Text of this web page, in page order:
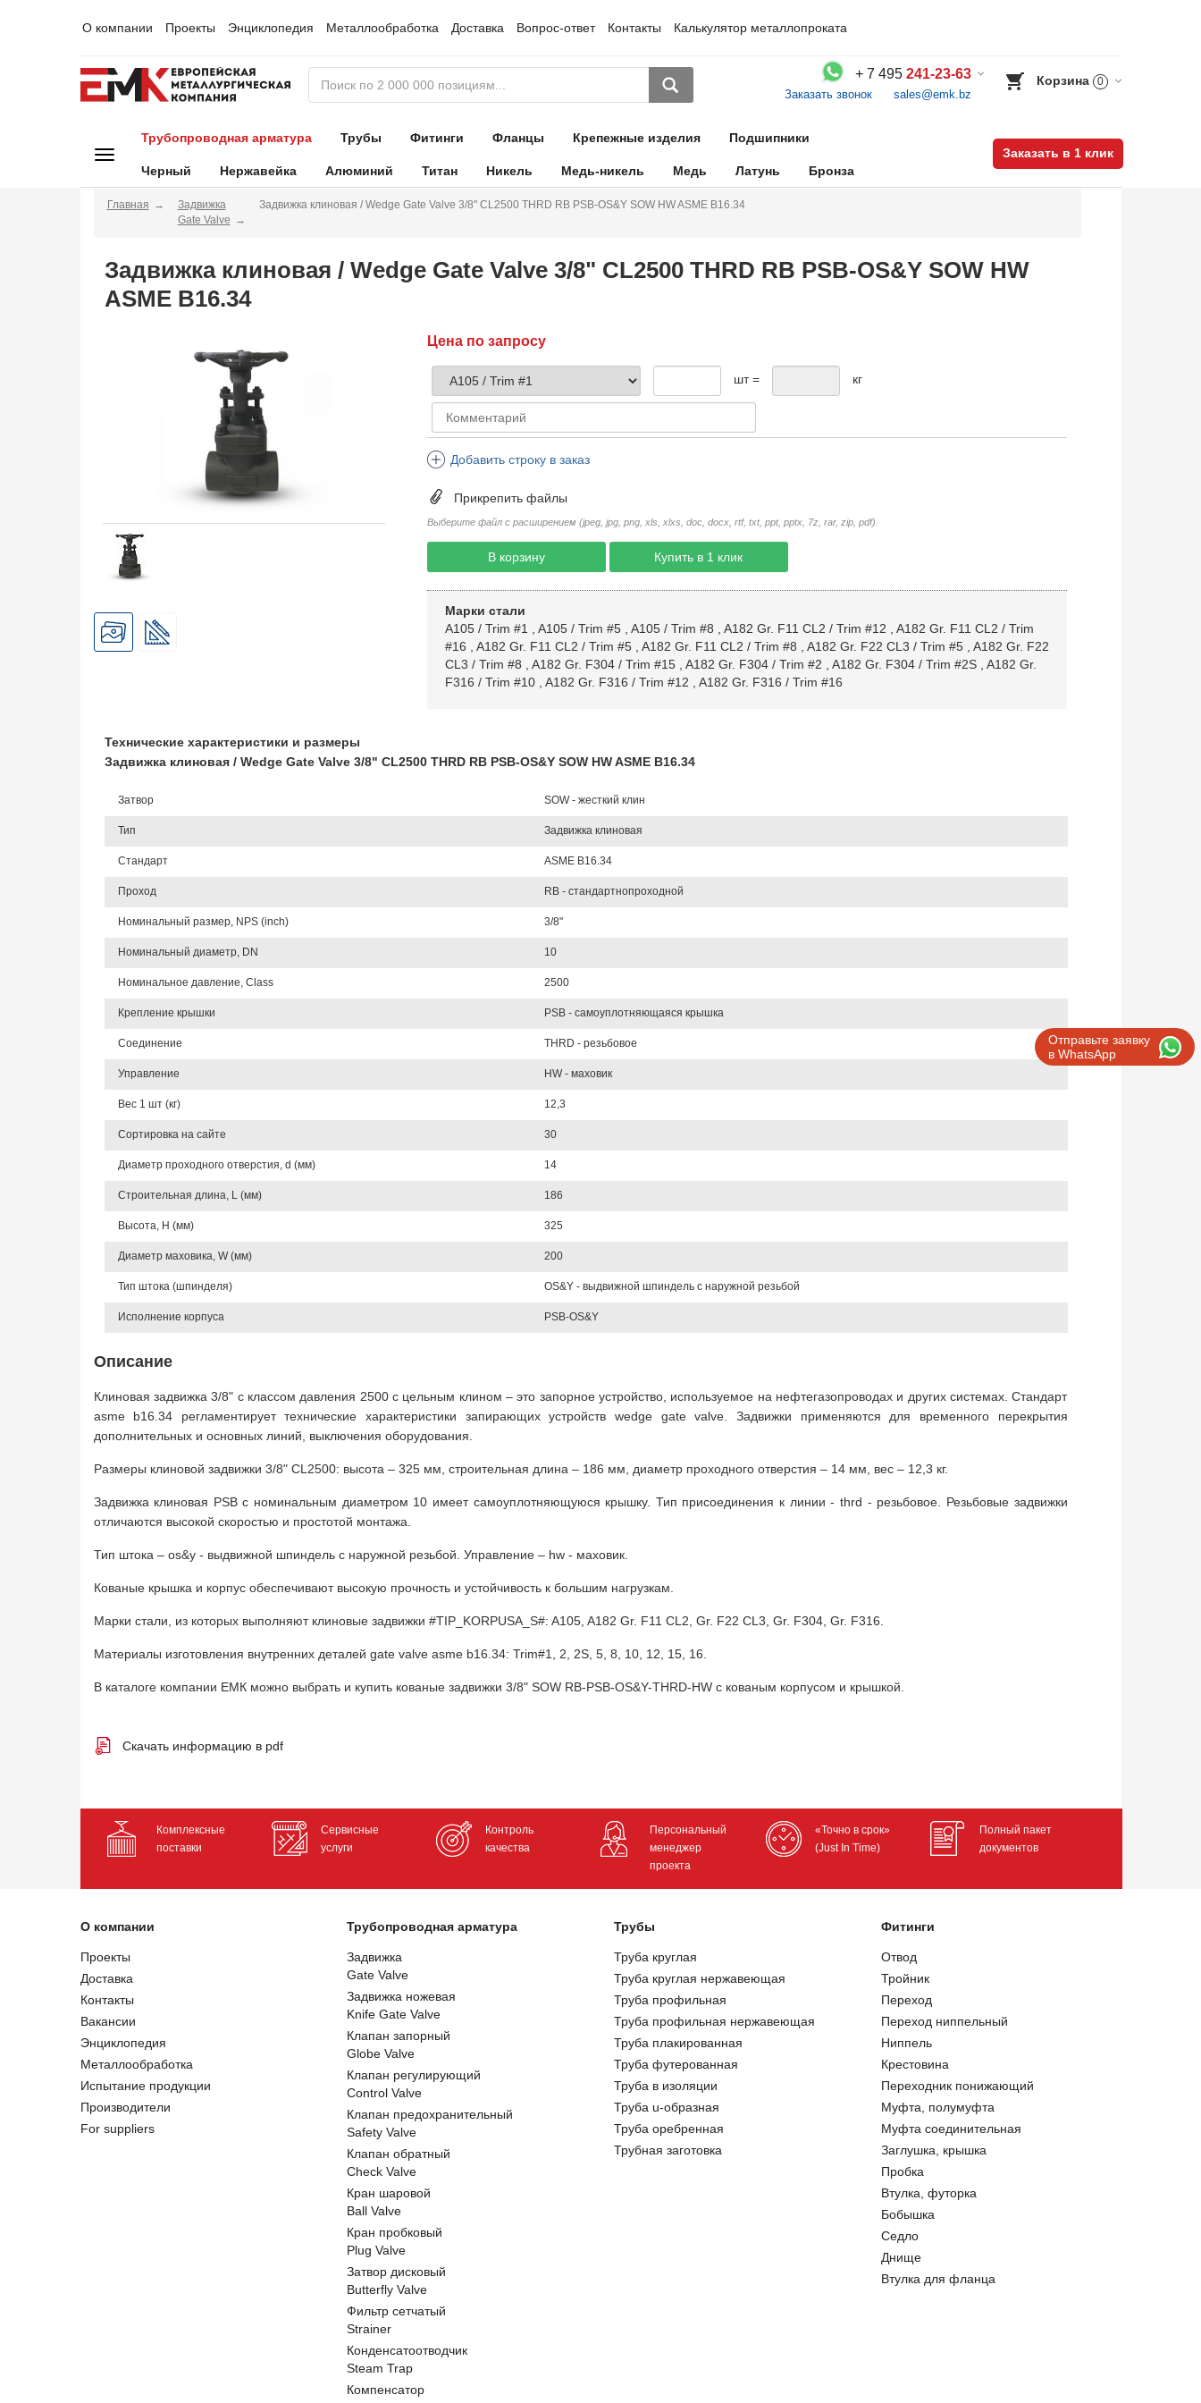
О компании Проекты Энциклопедия Металлообработка Доставка Вопрос-ответ Контакты Калькулятор металлопроката
+ 7 495 241-23-63
Заказать звонок sales@emk.bz
Корзина 0
Трубопроводная арматура Трубы Фитинги Фланцы Крепежные изделия Подшипники
Черный Нержавейка Алюминий Титан Никель Медь-никель Медь Латунь Бронза
Заказать в 1 клик
Отправьте заявку
в WhatsApp
Главная
Задвижка
Gate Valve
Задвижка клиновая / Wedge Gate Valve 3/8" CL2500 THRD RB PSB-OS&Y SOW HW ASME B16.34
Задвижка клиновая / Wedge Gate Valve 3/8" CL2500 THRD RB PSB-OS&Y SOW HW
ASME B16.34
Цена по запросу
шт = кг
Добавить строку в заказ
Прикрепить файлы
Выберите файл с расширением (jpeg, jpg, png, xls, xlxs, doc, docx, rtf, txt, ppt, pptx, 7z, rar, zip, pdf).
В корзину Купить в 1 клик
Марки стали
A105 / Trim #1
A105 / Trim #5, A105 / Trim #8 A182 Gr. F11 CL2 / Trim #12
A182 Gr. F11 CL2 / Trim
#16
A182 Gr. F11 CL2 / Trim #5, A182 Gr. F11 CL2 / Trim #8 A182 Gr. F22 CL3 / Trim #5, A182 Gr. F22
CL3 / Trim #8
A182 Gr. F304 / Trim #15, A182 Gr. F304 / Trim #2 A182 Gr. F304 / Trim #2S, A182 Gr.
F316 / Trim #10, A182 Gr. F316 / Trim #12 A182 Gr. F316 / Trim #16
Технические характеристики и размеры
Задвижка клиновая / Wedge Gate Valve 3/8" CL2500 THRD RB PSB-OS&Y SOW HW ASME B16.34
Затвор SOW - жесткий клин
Тип Задвижка клиновая
Стандарт ASME B16.34
Проход RB - стандартнопроходной
Номинальный размер, NPS (inch) 3/8"
Номинальный диаметр, DN 10
Номинальное давление, Class 2500
Крепление крышки PSB - самоуплотняющаяся крышка
Соединение THRD - резьбовое
Управление HW - маховик
Вес 1 шт (кг) 12,3
Сортировка на сайте 30
Диаметр проходного отверстия, d (мм) 14
Строительная длина, L (мм) 186
Высота, Н (мм) 325
Диаметр маховика, W (мм) 200
Тип штока (шпинделя) OS&Y - выдвижной шпиндель с наружной резьбой
Исполнение корпуса PSB-OS&Y
Описание
Клиновая задвижка 3/8" с классом давления 2500 с цельным клином – это запорное устройство, используемое на нефтегазопроводах и других системах. Стандарт
asme b16.34 регламентирует технические характеристики запирающих устройств wedge gate valve. Задвижки применяются для временного перекрытия
дополнительных и основных линий, выключения оборудования.
Размеры клиновой задвижки 3/8" CL2500: высота – 325 мм, строительная длина – 186 мм, диаметр проходного отверстия – 14 мм, вес – 12,3 кг.
Задвижка клиновая PSB с номинальным диаметром 10 имеет самоуплотняющуюся крышку. Тип присоединения к линии - thrd - резьбовое. Резьбовые задвижки
отличаются высокой скоростью и простотой монтажа.
Тип штока – os&y - выдвижной шпиндель с наружной резьбой. Управление – hw - маховик.
Кованые крышка и корпус обеспечивают высокую прочность и устойчивость к большим нагрузкам.
Марки стали, из которых выполняют клиновые задвижки #TIP_KORPUSA_S#: A105, A182 Gr. F11 CL2, Gr. F22 CL3, Gr. F304, Gr. F316.
Материалы изготовления внутренних деталей gate valve asme b16.34: Trim#1, 2, 2S, 5, 8, 10, 12, 15, 16.
В каталоге компании ЕМК можно выбрать и купить кованые задвижки 3/8" SOW RB-PSB-OS&Y-THRD-HW с кованым корпусом и крышкой.
Скачать информацию в pdf
Комплексные
поставки
Сервисные
услуги
Контроль
качества
Персональный
менеджер
проекта
«Точно в срок»
(Just In Time)
Полный пакет
документов
О компании
Проекты
Доставка
Контакты
Вакансии
Энциклопедия
Металлообработка
Испытание продукции
Производители
For suppliers
Трубопроводная арматура
Задвижка
Gate Valve
Задвижка ножевая
Knife Gate Valve
Клапан запорный
Globe Valve
Клапан регулирующий
Control Valve
Клапан предохранительный
Safety Valve
Клапан обратный
Check Valve
Кран шаровой
Ball Valve
Кран пробковый
Plug Valve
Затвор дисковый
Butterfly Valve
Фильтр сетчатый
Strainer
Конденсатоотводчик
Steam Trap
Компенсатор
Трубы
Труба круглая
Труба круглая нержавеющая
Труба профильная
Труба профильная нержавеющая
Труба плакированная
Труба футерованная
Труба в изоляции
Труба u-образная
Труба оребренная
Трубная заготовка
Фитинги
Отвод
Тройник
Переход
Переход ниппельный
Ниппель
Крестовина
Переходник понижающий
Муфта, полумуфта
Муфта соединительная
Заглушка, крышка
Пробка
Втулка, футорка
Бобышка
Седло
Днище
Втулка для фланца